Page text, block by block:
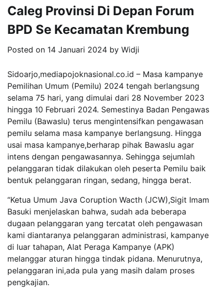
Caleg Provinsi Di Depan Forum
BPD Se Kecamatan Krembung
Posted on 14 Januari 2024 by Widji
Sidoarjo,mediapojoknasional.co.id – Masa kampanye
Pemilihan Umum (Pemilu) 2024 tengah berlangsung
selama 75 hari, yang dimulai dari 28 November 2023
hingga 10 Februari 2024. Semestinya Badan Pengawas
Pemilu (Bawaslu) terus mengintensifkan pengawasan
pemilu selama masa kampanye berlangsung. Hingga
usai masa kampanye,berharap pihak Bawaslu agar
intens dengan pengawasannya. Sehingga sejumlah
pelanggaran tidak dilakukan oleh peserta Pemilu baik
bentuk pelanggaran ringan, sedang, hingga berat.
“Ketua Umum Java Coruption Wacth (JCW),Sigit Imam
Basuki menjelaskan bahwa, sudah ada beberapa
dugaan pelanggaran yang tercatat oleh pengawasan
kami diantaranya pelanggaran administrasi, kampanye
di luar tahapan, Alat Peraga Kampanye (APK)
melanggar aturan hingga tindak pidana. Menurutnya,
pelanggaran ini,ada pula yang masih dalam proses
pengkajian.